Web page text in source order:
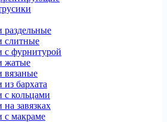
раздельные
слитные
с фурнитурой
жатые
вязаные
бархата
с кольцами
завязках
с макраме